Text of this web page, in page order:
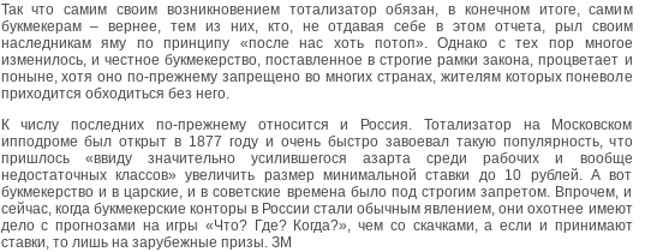
Так что самим своим возникновением тотализатор обязан, в конечном итоге, самим
букмекерам – вернее, тем из них, кто, не отдавая себе в этом отчета, рыл своим
наследникам яму по принципу «после нас хоть потоп». Однако с тех пор многое
изменилось, и честное букмекерство, поставленное в строгие рамки закона, процветает и
поныне, хотя оно по-прежнему запрещено во многих странах, жителям которых поневоле
приходится обходиться без него.
К числу последних по-прежнему относится и Россия. Тотализатор на Московском
ипподроме был открыт в 1877 году и очень быстро завоевал такую популярность, что
пришлось «ввиду значительно усилившегося азарта среди рабочих и вообще
недостаточных классов» увеличить размер минимальной ставки до 10 рублей. А вот
букмекерство и в царские, и в советские времена было под строгим запретом. Впрочем, и
сейчас, когда букмекерские конторы в России стали обычным явлением, они охотнее имеют
дело с прогнозами на игры «Что? Где? Когда?», чем со скачками, а если и принимают
ставки, то лишь на зарубежные призы. ЗМ